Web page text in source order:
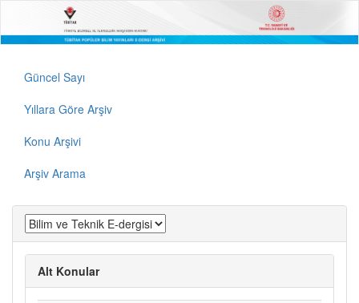
Güncel Sayı
Yıllara Göre Arşiv
Konu Arşivi
Arşiv Arama
Alt Konular